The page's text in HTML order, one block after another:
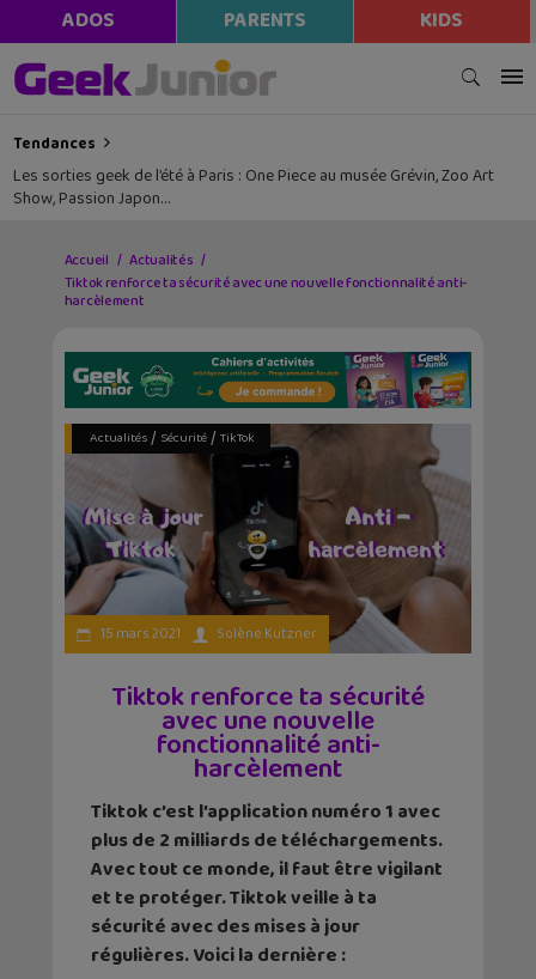
ADOS PARENTS KIDS
Tendances
Les sorties geek de l’été à Paris : One Piece au musée Grévin, Zoo Art
Show, Passion Japon…
Accueil
Actualités
Tiktok renforce ta sécurité avec une nouvelle fonctionnalité anti-
harcèlement
Actualités/ Sécurité/ TikTok
15 mars 2021 Solène Kutzner
Tiktok renforce ta sécurité
avec une nouvelle
fonctionnalité anti-
harcèlement
Tiktok c’est l’application numéro 1 avec
plus de 2 milliards de téléchargements.
Avec tout ce monde, il faut être vigilant
et te protéger. Tiktok veille à ta
sécurité avec des mises à jour
régulières. Voici la dernière :